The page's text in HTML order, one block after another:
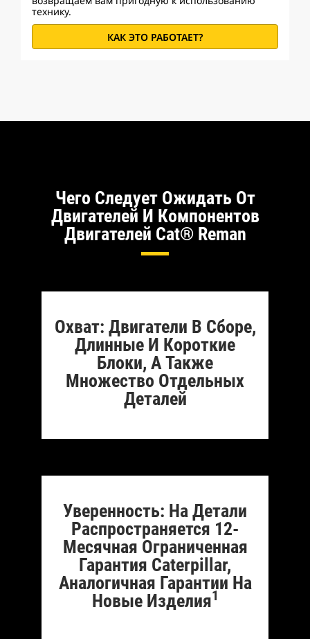
технику.
КАК ЭТО РАБОТАЕТ?
Чего Следует Ожидать От
Двигателей И Компонентов
Двигателей Cat® Reman
Охват: Двигатели В Сборе,
Длинные И Короткие
Блоки, А Также
Множество Отдельных
Деталей
Уверенность: На Детали
Распространяется 12-
Месячная Ограниченная
Гарантия Caterpillar,
Аналогичная Гарантии На
Новые Изделия1